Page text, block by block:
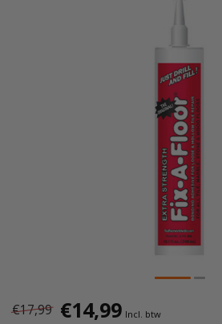
€17,99 €14,99 Incl. btw